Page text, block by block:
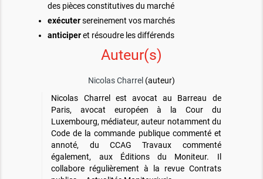
des pièces constitutives du marché
exécutersereinement vos marchés
anticiperet résoudre les différends
Auteur(s)
Nicolas Charrel(auteur)
Nicolas Charrel est avocat au Barreau de
Paris, avocat européen à la Cour du
Luxembourg, médiateur, auteur notamment du
Code de la commande publique commenté et
annoté, du CCAG Travaux commenté
également, aux Éditions du Moniteur. Il
collabore régulièrement à la revue Contrats